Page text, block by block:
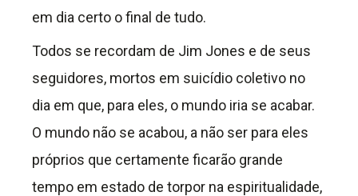
em dia certo o final de tudo.
Todos se recordam de Jim Jones e de seus
seguidores, mortos em suicídio coletivo no
dia em que, para eles, o mundo iria se acabar.
O mundo não se acabou, a não ser para eles
próprios que certamente ficarão grande
tempo em estado de torpor na espiritualidade,